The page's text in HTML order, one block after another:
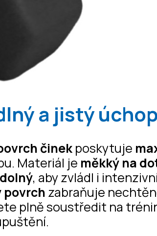
a jistý
činek poskytuje
Materiál je měkký na
, aby zvládl i
povrch zabraňuje
plně soustředit na